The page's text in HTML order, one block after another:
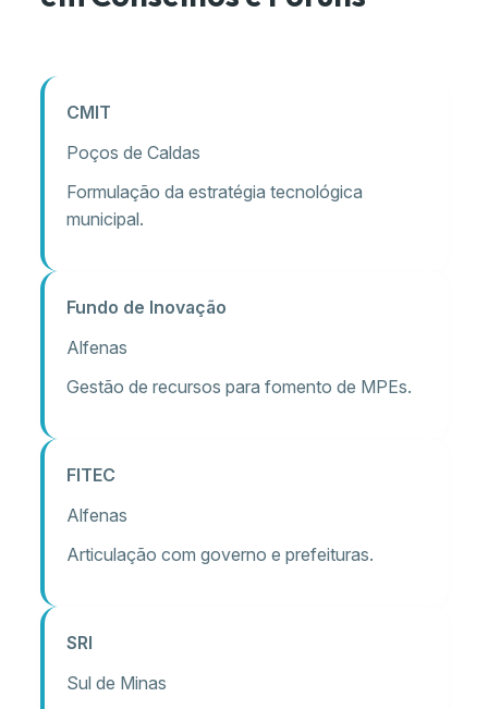
CMIT
Poços de Caldas
Formulação da estratégia tecnológica
municipal.
Fundo de Inovação
Alfenas
Gestão de recursos para fomento de MPEs.
FITEC
Alfenas
Articulação com governo e prefeituras.
SRI
Sul de Minas